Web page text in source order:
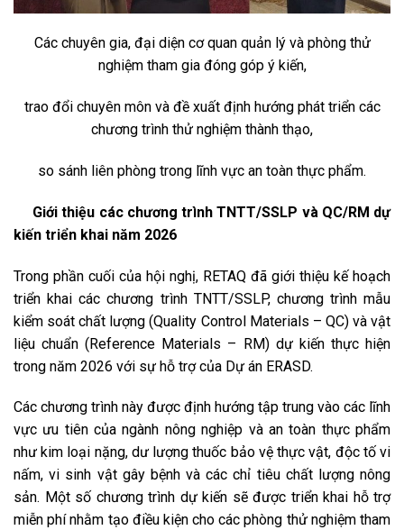
Các chuyên gia, đại diện cơ quan quản lý và phòng thử
nghiệm tham gia đóng góp ý kiến,
trao đổi chuyên môn và đề xuất định hướng phát triển các
chương trình thử nghiệm thành thạo,
so sánh liên phòng trong lĩnh vực an toàn thực phẩm.
Giới thiệu các chương trình TNTT/SSLP và QC/RM dự
kiến triển khai năm 2026
Trong phần cuối của hội nghị, RETAQ đã giới thiệu kế hoạch
triển khai các chương trình TNTT/SSLP, chương trình mẫu
kiểm soát chất lượng (Quality Control Materials – QC) và vật
liệu chuẩn (Reference Materials – RM) dự kiến thực hiện
trong năm 2026 với sự hỗ trợ của Dự án ERASD.
Các chương trình này được định hướng tập trung vào các lĩnh
vực ưu tiên của ngành nông nghiệp và an toàn thực phẩm
như kim loại nặng, dư lượng thuốc bảo vệ thực vật, độc tố vi
nấm, vi sinh vật gây bệnh và các chỉ tiêu chất lượng nông
sản. Một số chương trình dự kiến sẽ được triển khai hỗ trợ
miễn phí nhằm tạo điều kiện cho các phòng thử nghiệm tham